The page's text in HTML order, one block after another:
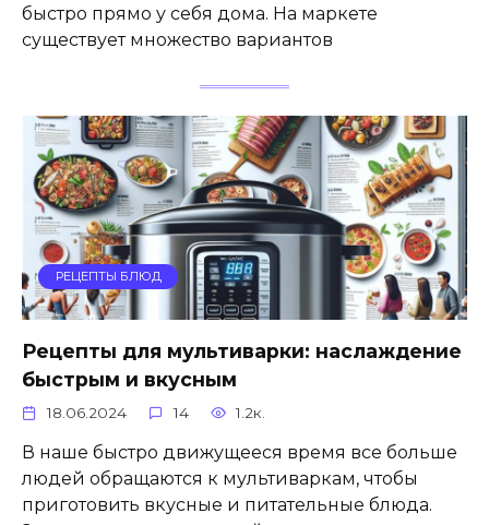
быстро прямо у себя дома. На маркете
существует множество вариантов
РЕЦЕПТЫ БЛЮД
Рецепты для мультиварки: наслаждение
быстрым и вкусным
18.06.2024 14 1.2к.
В наше быстро движущееся время все больше
людей обращаются к мультиваркам, чтобы
приготовить вкусные и питательные блюда.